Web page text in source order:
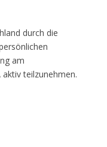
durch die
am
teilzunehmen.